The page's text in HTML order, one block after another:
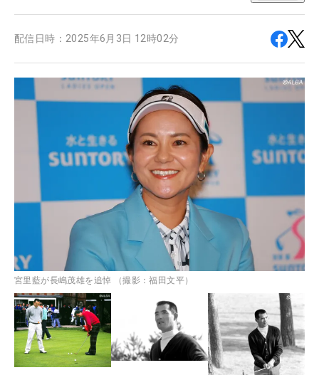
配信日時： 2025年6月3日 12時02分
宮里藍が長嶋茂雄を追悼 （撮影：福田文平）